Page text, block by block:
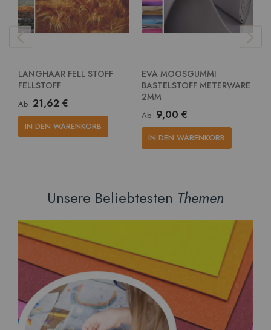
LANGHAAR FELL STOFF
FELLSTOFF
Ab 21,62 €
IN DEN WARENKORB
EVA MOOSGUMMI
BASTELSTOFF METERWARE
2MM
Ab 9,00 €
IN DEN WARENKORB
Unsere Beliebtesten Themen